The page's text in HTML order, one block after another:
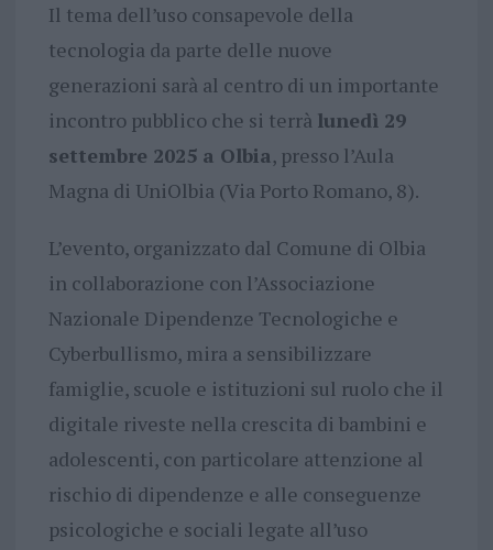
Il tema dell’uso consapevole della
tecnologia da parte delle nuove
generazioni sarà al centro di un importante
incontro pubblico che si terrà lunedì 29
settembre 2025 a Olbia, presso l’Aula
Magna di UniOlbia (Via Porto Romano, 8).
L’evento, organizzato dal Comune di Olbia
in collaborazione con l’Associazione
Nazionale Dipendenze Tecnologiche e
Cyberbullismo, mira a sensibilizzare
famiglie, scuole e istituzioni sul ruolo che il
digitale riveste nella crescita di bambini e
adolescenti, con particolare attenzione al
rischio di dipendenze e alle conseguenze
psicologiche e sociali legate all’uso